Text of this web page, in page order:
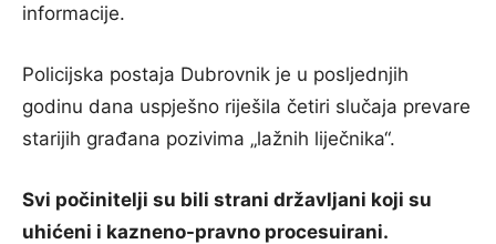
informacije.
Policijska postaja Dubrovnik je u posljednjih
godinu dana uspješno riješila četiri slučaja prevare
starijih građana pozivima „lažnih liječnika“.
Svi počinitelji su bili strani državljani koji su
uhićeni i kazneno-pravno procesuirani.